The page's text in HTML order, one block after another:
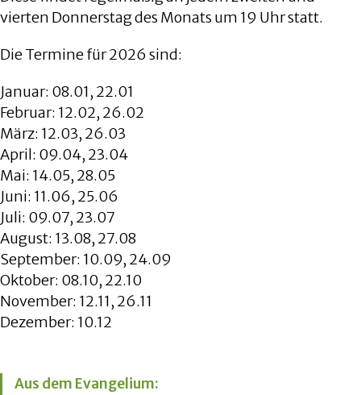
vierten Donnerstag des Monats um 19 Uhr statt.
Die Termine für 2026 sind:
Januar: 08.01, 22.01
Februar: 12.02, 26.02
März: 12.03, 26.03
April: 09.04, 23.04
Mai: 14.05, 28.05
Juni: 11.06, 25.06
Juli: 09.07, 23.07
August: 13.08, 27.08
September: 10.09, 24.09
Oktober: 08.10, 22.10
November: 12.11, 26.11
Dezember: 10.12
Aus dem Evangelium: